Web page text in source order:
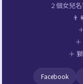
2 個女兒
＋
Facebook